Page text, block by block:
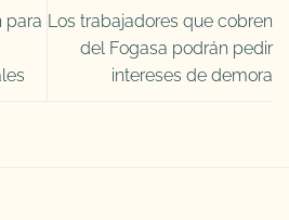
para Los trabajadores que cobren
del Fogasa podrán pedir
intereses de demora